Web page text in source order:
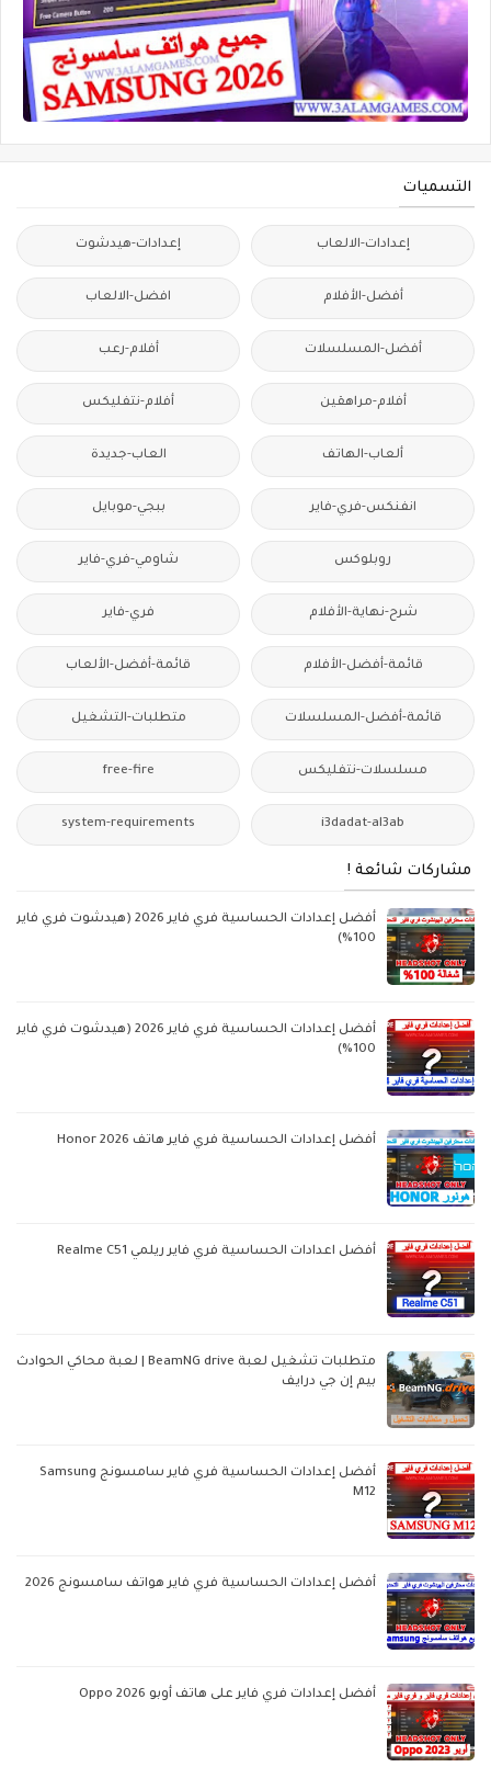
التسميات
إعدادات-الالعاب إعدادات-هيدشوت
أفضل-الأفلام افضل-الالعاب
أفضل-المسلسلات أفلام-رعب
أفلام-مراهقين أفلام-نتفليكس
ألعاب-الهاتف العاب-جديدة
انفنكس-فري-فاير ببجي-موبايل
روبلوكس شاومي-فري-فاير
شرح-نهاية-الأفلام فري-فاير
قائمة-أفضل-الأفلام قائمة-أفضل-الألعاب
قائمة-أفضل-المسلسلات متطلبات-التشغيل
مسلسلات-نتفليكس free-fire
i3dadat-al3ab
system-requirements
مشاركات شائعة !
أفضل إعدادات الحساسية فري فاير 2026 (هيدشوت فري فاير
100%)
أفضل إعدادات الحساسية فري فاير 2026 (هيدشوت فري فاير
100%)
أفضل إعدادات الحساسية فري فاير هاتف Honor 2026
أفضل اعدادات الحساسية فري فاير ريلمي Realme C51
متطلبات تشغيل لعبة BeamNG drive | لعبة محاكي الحوادث
بيم إن جي درايف
أفضل إعدادات الحساسية فري فاير سامسونج Samsung
M12
أفضل إعدادات الحساسية فري فاير هواتف سامسونج 2026
أفضل إعدادات فري فاير على هاتف أوبو Oppo 2026